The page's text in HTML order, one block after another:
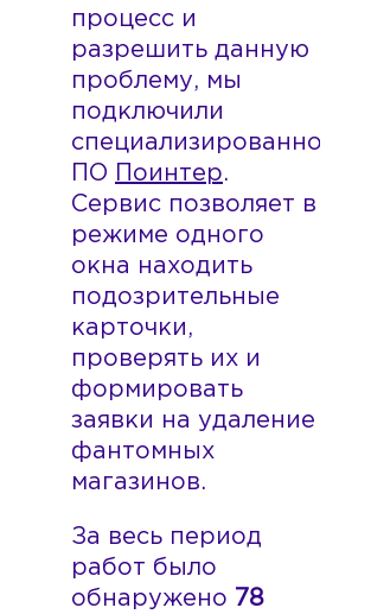
процесс и
разрешить данную
проблему, мы
подключили
специализированное
ПО
Поинтер.
Сервис позволяет в
режиме одного
окна находить
подозрительные
карточки,
проверять их и
формировать
заявки на удаление
фантомных
магазинов.
За весь период
работ было
обнаружено 78